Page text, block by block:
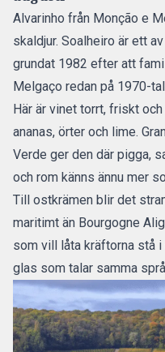
Alvarinho från Monção e
skaldjur. Soalheiro är ett
grundat 1982 efter att
Melgaço redan på 1970-
Här är vinet torrt, friskt
ananas, örter och lime.
Verde ger den där pigga,
och rom känns ännu mer
Till ostkrämen blir det
maritimt än Bourgogne
som vill låta kräftorna stå
glas som talar samma